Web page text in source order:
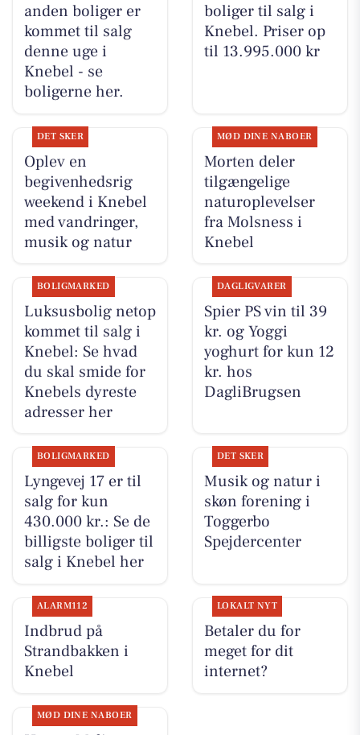
anden boliger er
kommet til salg
denne uge i
Knebel - se
boligerne her.
boliger til salg i
Knebel. Priser op
til 13.995.000 kr
DET SKER
Oplev en
begivenhedsrig
weekend i Knebel
med vandringer,
musik og natur
MØD DINE NABOER
Morten deler
tilgængelige
naturoplevelser
fra Molsness i
Knebel
BOLIGMARKED
Luksusbolig netop
kommet til salg i
Knebel: Se hvad
du skal smide for
Knebels dyreste
adresser her
DAGLIGVARER
Spier PS vin til 39
kr. og Yoggi
yoghurt for kun 12
kr. hos
DagliBrugsen
BOLIGMARKED
Lyngevej 17 er til
salg for kun
430.000 kr.: Se de
billigste boliger til
salg i Knebel her
DET SKER
Musik og natur i
skøn forening i
Toggerbo
Spejdercenter
ALARM112
Indbrud på
Strandbakken i
Knebel
LOKALT NYT
Betaler du for
meget for dit
internet?
MØD DINE NABOER